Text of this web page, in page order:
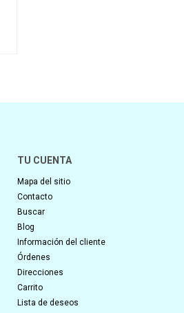
TU CUENTA
Mapa del sitio
Contacto
Buscar
Blog
Información del cliente
Órdenes
Direcciones
Carrito
Lista de deseos